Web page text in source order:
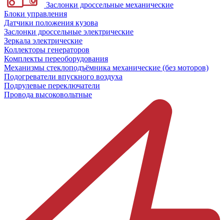
Заслонки дроссельные механические
Блоки управления
Датчики положения кузова
Заслонки дроссельные электрические
Зеркала электрические
Коллекторы генераторов
Комплекты переоборудования
Механизмы стеклоподъёмника механические (без моторов)
Подогреватели впускного воздуха
Подрулевые переключатели
Провода высоковольтные